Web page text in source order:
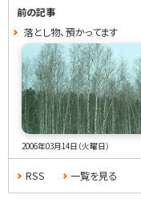
ー
前の記事
落とし物、預かってます
2006年03月14日（火曜日）
RSS 一覧を見る